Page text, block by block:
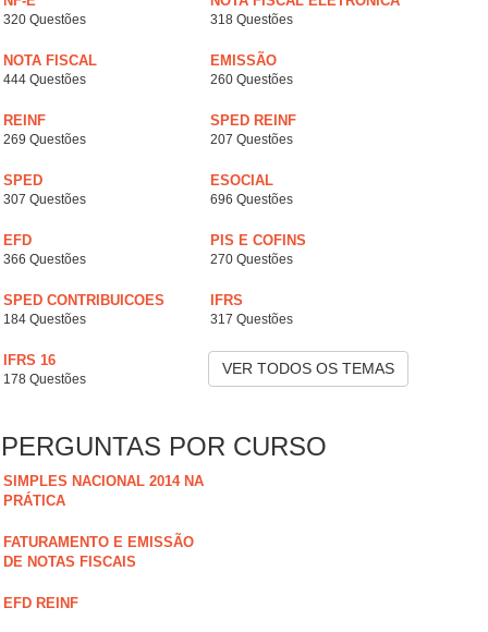
320 Questões 318 Questões
NOTA FISCAL
444 Questões
EMISSÃO
260 Questões
REINF
269 Questões
SPED REINF
207 Questões
SPED
307 Questões
ESOCIAL
696 Questões
EFD
366 Questões
PIS E COFINS
270 Questões
SPED CONTRIBUICOES
184 Questões
IFRS
317 Questões
IFRS 16
178 Questões
VER TODOS OS TEMAS
PERGUNTAS POR CURSO
SIMPLES NACIONAL 2014 NA
PRÁTICA
FATURAMENTO E EMISSÃO
DE NOTAS FISCAIS
EFD REINF